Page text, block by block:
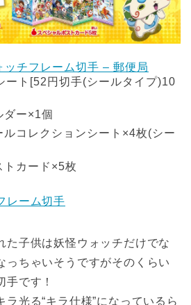
ッチフレーム切手 – 郵便局
ート[52円切手(シールタイプ)10
ダー×1個
ルコレクションシート×4枚(シー
トカード×5枚
レーム切手
た子供は妖怪ウォッチだけでな
っちゃいそうですがそのくらい
手です！
ラ光る“キラ仕様”になっているら